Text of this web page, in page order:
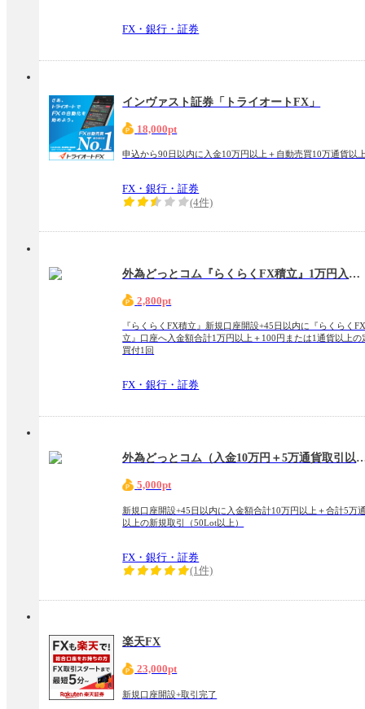
FX・銀行・証券
インヴァスト証券「トライオートFX」
18,000pt
申込から90日以内に入金10万円以上＋自動売買10万通貨以
FX・銀行・証券
(4件)
外為どっとコム『らくらくFX積立』1万円入金＋定期買付1回
2,800pt
『らくらくFX積立』新規口座開設+45日以内に『らくらく
立』口座へ入金額合計1万円以上＋100円または1通貨以上の
買付1回
FX・銀行・証券
外為どっとコム（入金10万円＋5万
5,000pt
新規口座開設+45日以内に入金額合計10万円以上＋合計5万
以上の新規取引（50Lot以上）
FX・銀行・証券
(1件)
楽天FX
23,000pt
新規口座開設+取引完了